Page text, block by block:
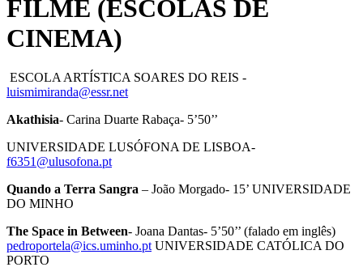
FILME (ESCOLAS DE
CINEMA)
ESCOLA ARTÍSTICA SOARES DO REIS -
luismimiranda@essr.net
Akathisia- Carina Duarte Rabaça- 5’50’’
UNIVERSIDADE LUSÓFONA DE LISBOA-
f6351@ulusofona.pt
Quando a Terra Sangra – João Morgado- 15’ UNIVERSIDADE
DO MINHO
The Space in Between- Joana Dantas- 5’50’’ (falado em inglês)
pedroportela@ics.uminho.pt UNIVERSIDADE CATÓLICA DO
PORTO